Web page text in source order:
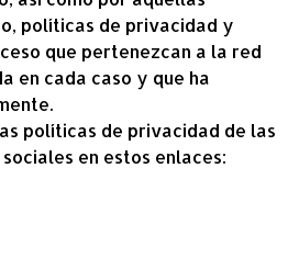
políticas de privacidad y
que pertenezcan a la red
en cada caso y que ha
políticas de privacidad de las
en estos enlaces: